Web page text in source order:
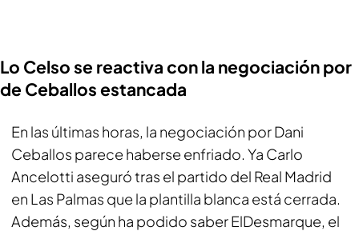
Lo Celso se reactiva con la negociación por
de Ceballos estancada
En las últimas horas, la negociación por Dani
Ceballos parece haberse enfriado. Ya Carlo
Ancelotti aseguró tras el partido del Real Madrid
en Las Palmas que la plantilla blanca está cerrada.
Además, según ha podido saber ElDesmarque, el